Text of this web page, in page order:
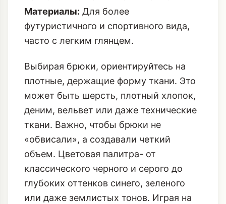
Материалы: Для более
футуристичного и спортивного вида,
часто с легким глянцем.
Выбирая брюки, ориентируйтесь на
плотные, держащие форму ткани. Это
может быть шерсть, плотный хлопок,
деним, вельвет или даже технические
ткани. Важно, чтобы брюки не
«обвисали», а создавали четкий
объем. Цветовая палитра- от
классического черного и серого до
глубоких оттенков синего, зеленого
или даже землистых тонов. Играя на